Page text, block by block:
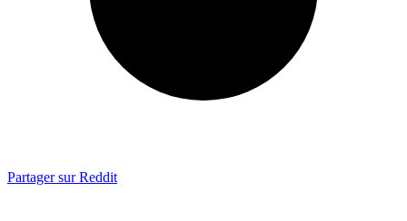
Partager sur Reddit